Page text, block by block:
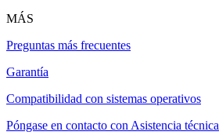
MÁS
Preguntas más frecuentes
Garantía
Compatibilidad con sistemas operativos
Póngase en contacto con Asistencia técnica